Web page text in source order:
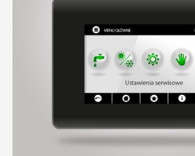
jour de la semaine et à l᾿heure définie par l᾿ utilisateur.